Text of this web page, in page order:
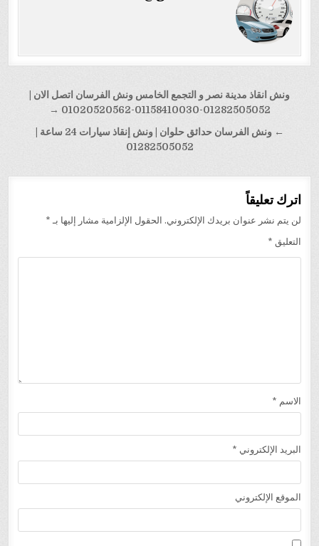
تصفّح
المقالات
ونش انقاذ مدينة نصر و التجمع الخامس ونش الفرسان اتصل الان |
01282505052-01158410030-01020520562 →
← ونش الفرسان حدائق حلوان | ونش إنقاذ سيارات 24 ساعة |
01282505052
اترك تعليقاً
لن يتم نشر عنوان بريدك الإلكتروني. الحقول الإلزامية مشار إليها بـ *
التعليق *
الاسم *
البريد الإلكتروني *
الموقع الإلكتروني